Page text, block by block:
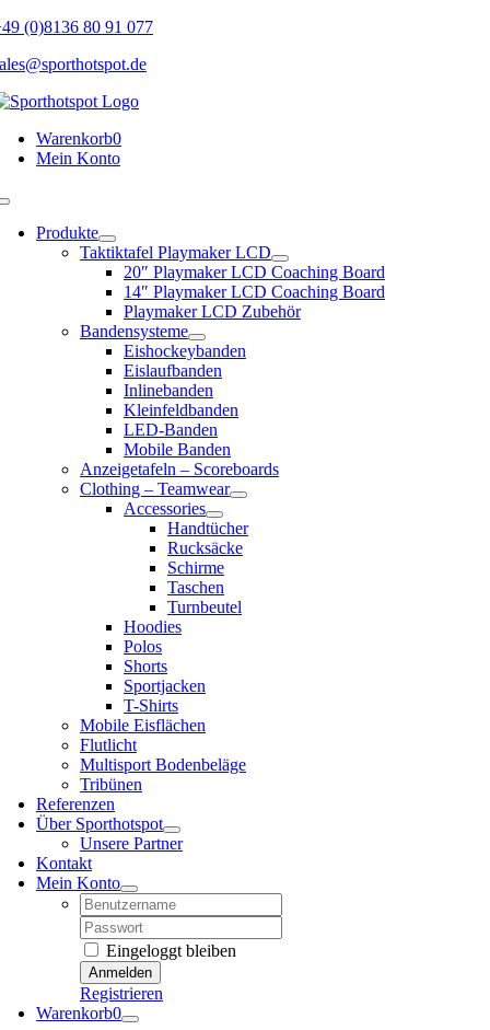
Skip
content
(0)8136 80 91 077
Warenkorb0
Mein Konto
Toggle
NavigationProdukte
Taktiktafel Playmaker LCD
20″ Playmaker LCD Coaching Board
14″ Playmaker LCD Coaching Board
Playmaker LCD Zubehör
Bandensysteme
Eishockeybanden
Eislaufbanden
Inlinebanden
Kleinfeldbanden
LED-Banden
Mobile Banden
Anzeigetafeln – Scoreboards
Clothing – Teamwear
Accessories
Handtücher
Rucksäcke
Schirme
Taschen
Turnbeutel
Hoodies
Polos
Shorts
Sportjacken
T-Shirts
Mobile Eisflächen
Flutlicht
Multisport Bodenbeläge
Tribünen
Referenzen
Über Sporthotspot
Unsere Partner
Kontakt
Mein Konto
Username:
Password:
Eingeloggt bleiben
Registrieren
Warenkorb0